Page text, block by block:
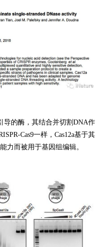
导的酶，其结合并切割DNA作
Cas9一样，Cas12a基于其
力而被用于基因组编辑。